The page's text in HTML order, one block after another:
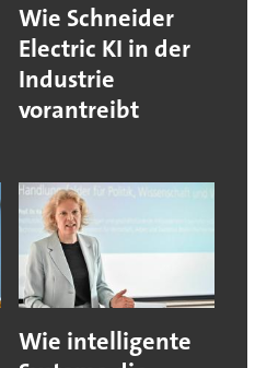
Wie Schneider
Electric KI in der
Industrie
vorantreibt
Wie intelligente